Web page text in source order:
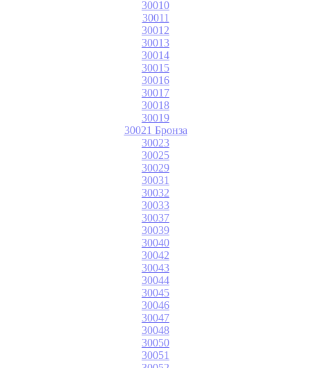
30010
30011
30012
30013
30014
30015
30016
30017
30018
30019
30021 Бронза
30023
30025
30029
30031
30032
30033
30037
30039
30040
30042
30043
30044
30045
30046
30047
30048
30050
30051